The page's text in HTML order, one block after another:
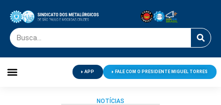
APP FALE COM O PRESIDENTE MIGUEL TORRES
NOTÍCIAS